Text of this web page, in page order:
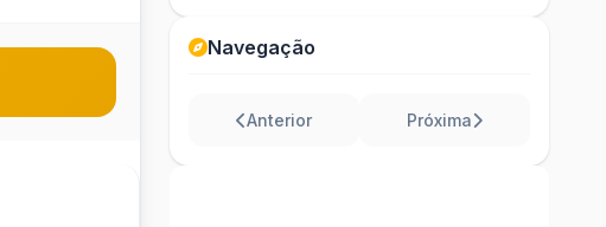
Navegação
Anterior Próxima